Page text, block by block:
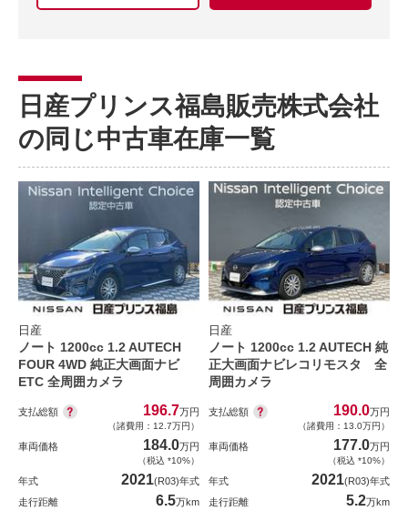
日産プリンス福島販売株式会社
の同じ中古車在庫一覧
日産
ノート 1200cc 1.2 AUTECH
FOUR 4WD 純正大画面ナビ
ETC 全周囲カメラ
支払総額 196.7万円
（諸費用：12.7万円）
車両価格 184.0万円
（税込 *10%）
年式 2021(R03)年式
走行距離
6.5万km
日産
ノート 1200cc 1.2 AUTECH 純
正大画面ナビレコリモスタ 全
周囲カメラ
支払総額 190.0万円
（諸費用：13.0万円）
車両価格 177.0万円
（税込 *10%）
年式 2021(R03)年式
走行距離
5.2万km